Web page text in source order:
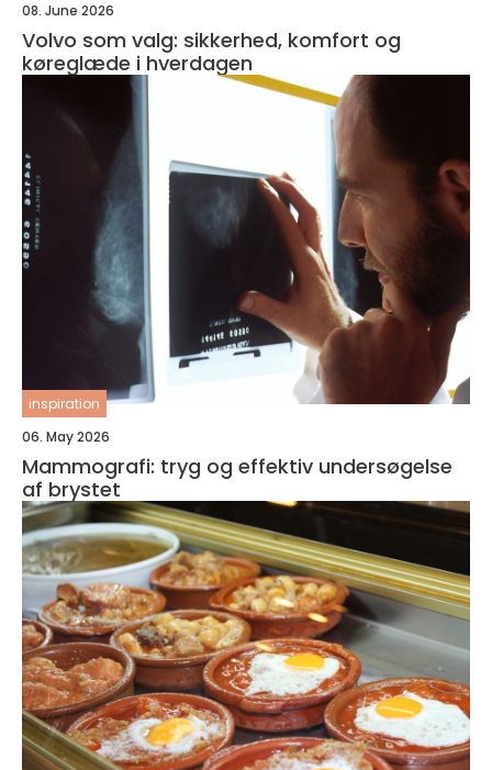
08. June 2026
Volvo som valg: sikkerhed, komfort og
køreglæde i hverdagen
inspiration
06. May 2026
Mammografi: tryg og effektiv undersøgelse
af brystet